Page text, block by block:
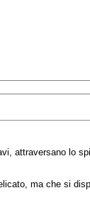
attraversano lo
ma che si